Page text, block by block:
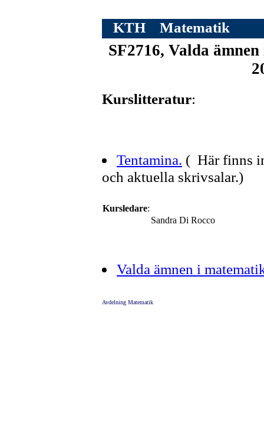
KTH Matematik
SF2716, Valda
Kurslitteratur:
Tentamina. ( Här finns
och aktuella skrivsalar.)
Kursledare:
Sandra Di Rocco
Valda ämnen i
Avdelning Matematik